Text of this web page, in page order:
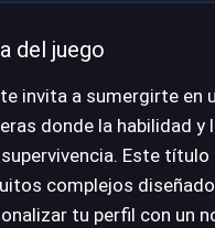
del juego
invita a sumergirte en
donde la habilidad
supervivencia. Este
complejos
tu perfil con un